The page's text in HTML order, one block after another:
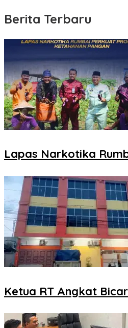
Berita Terbaru
Lapas Narkotika
Ketua RT Angkat